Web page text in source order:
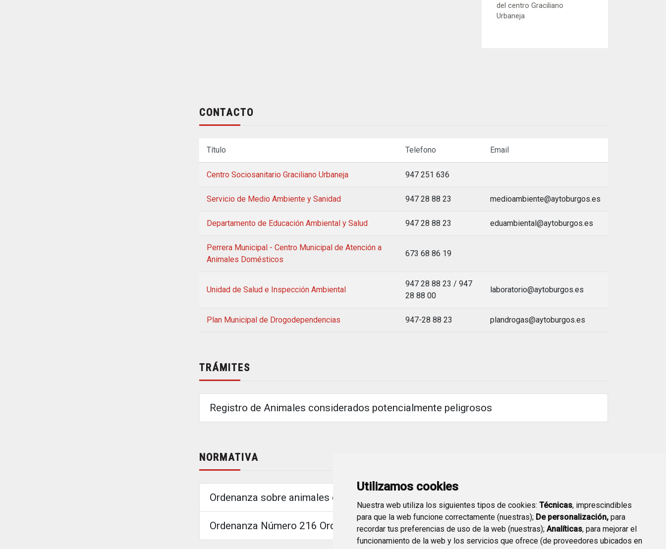
Utilizamos cookies
Nuestra web utiliza los siguientes tipos de cookies: Técnicas, imprescindibles
para que la web funcione correctamente (nuestras); De personalización, para
recordar tus preferencias de uso de la web (nuestras); Analíticas, para mejorar el
funcionamiento de la web y los servicios que ofrece (de proveedores ubicados en
del centro Graciliano
Urbaneja
CONTACTO
Título Telefono Email
Centro Sociosanitario Graciliano Urbaneja 947 251 636
Servicio de Medio Ambiente y Sanidad 947 28 88 23 medioambiente@aytoburgos.es
Departamento de Educación Ambiental y Salud 947 28 88 23 eduambiental@aytoburgos.es
Perrera Municipal - Centro Municipal de Atención a
Animales Domésticos
673 68 86 19
Unidad de Salud e Inspección Ambiental
947 28 88 23 / 947
28 88 00
laboratorio@aytoburgos.es
Plan Municipal de Drogodependencias 947-28 88 23 plandrogas@aytoburgos.es
TRÁMITES
Registro de Animales considerados potencialmente peligrosos
NORMATIVA
Ordenanza sobre animales de compañía
Ordenanza Número 216 Ordenanza Fiscal reguladora de la Tasa por prestación de servicios de